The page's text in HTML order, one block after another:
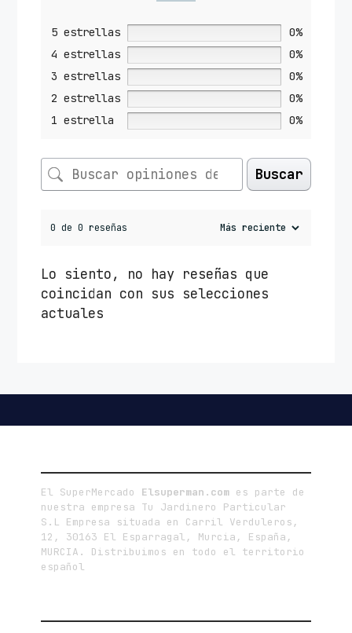
5 estrellas
0%
4 estrellas
0%
3 estrellas
0%
2 estrellas
0%
1 estrella
0%
Buscar
0 de 0 reseñas
Lo siento, no hay reseñas que
coincidan con sus selecciones
actuales
El SuperMercado Elsuperman.com es parte de
nuestra empresa Tu Jardinero Particular
S.L Empresa situada en Carril Verduleros,
12, 30163 El Esparragal, Murcia, España,
MURCIA. Distribuimos en todo el territorio
español